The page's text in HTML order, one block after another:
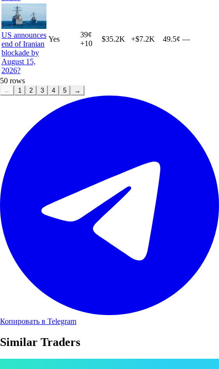
US announces
end of Iranian
blockade by
August 15,
2026?
Yes
39¢
+10
$35.2K +$7.2K 49.5¢ —
50 rows
← 1 2 3 4 5 →
Копировать в Telegram
Similar Traders